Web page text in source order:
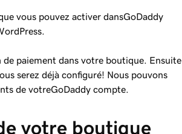
vous pouvez activer dansGoDaddy
paiement dans votre boutique. Ensuite,
serez déjà configuré! Nous pouvons
de votreGoDaddy compte.
votre boutique